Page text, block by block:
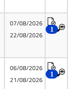
07/08/2026
22/08/2026
1
06/08/2026
21/08/2026
1